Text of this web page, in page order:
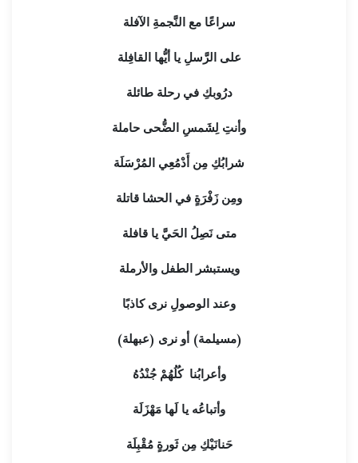
سراعًا مع النَّجمةِ الآفلة
على الرَّسلِ يا أيُّها القافِلة
درُوبكِ في رحلة طائلة
وأنتِ لِشَمسِ الضُّحى حاملة
شرابُكِ مِن أَدْمُعِي المُرْسَلَة
ومِن زَفْرَةٍ في الحشا قاتلة
متى نَصِلُ الحَيَّ يا قافلة
ويستبشر الطفل والأرملة
وعند الوصولِ نرى كاذبًا
(مسيلمة) أو نرى (عبهلة)
وأعرابُنا كُلُهُمْ جُنْدُهُ
وأتباعُه يا لَها مَهْزَلَة
حَنانَيْكِ مِن ثَورةٍ مُقْبِلَة